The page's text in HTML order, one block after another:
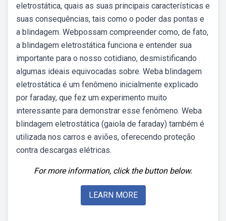
eletrostática, quais as suas principais características e
suas consequências, tais como o poder das pontas e
a blindagem. Webpossam compreender como, de fato,
a blindagem eletrostática funciona e entender sua
importante para o nosso cotidiano, desmistificando
algumas ideais equivocadas sobre. Weba blindagem
eletrostática é um fenômeno inicialmente explicado
por faraday, que fez um experimento muito
interessante para demonstrar esse fenômeno. Weba
blindagem eletrostática (gaiola de faraday) também é
utilizada nos carros e aviões, oferecendo proteção
contra descargas elétricas.
For more information, click the button below.
LEARN MORE